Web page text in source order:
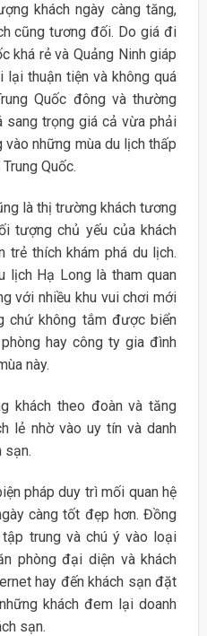
khách ngày càng tăng,
cũng tương đối. Do giá đi
khá rẻ và Quảng Ninh giáp
lại thuận tiện và không quá
Quốc đông và thường
sang trọng giá cả vừa phải
những mùa du lịch thấp
Quốc.
là thị trường khách tương
tượng chủ yếu của khách
trẻ thích khám phá du lịch.
lịch Hạ Long là tham quan
với nhiều khu vui chơi mới
chứ không tắm được biển
hay công ty gia đình
này.
khách theo đoàn và tăng
lẻ nhờ vào uy tín và danh
sạn.
pháp duy trì mối quan hệ
càng tốt đẹp hơn. Đồng
trung và chú ý vào loại
phòng đại diện và khách
hay đến khách sạn đặt
khách đem lại doanh
sạn.